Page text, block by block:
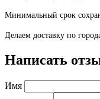
Минимальный срок
Делаем доставку по
Написать
Имя